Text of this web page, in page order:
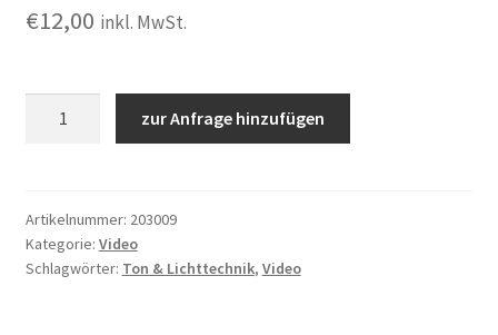
€12,00 inkl. MwSt.
zur Anfrage hinzufügen
Artikelnummer: 203009
Kategorie: Video
Schlagwörter: Ton & Lichttechnik, Video